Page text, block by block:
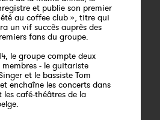
et publie son premier
au coffee club », titre qui
un vif succès auprès des
fans du groupe.
le groupe compte deux
membres - le guitariste
et le bassiste Tom
enchaîne les concerts dans
les café-théâtres de la